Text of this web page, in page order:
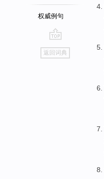
权威例句
go
top
返回词典